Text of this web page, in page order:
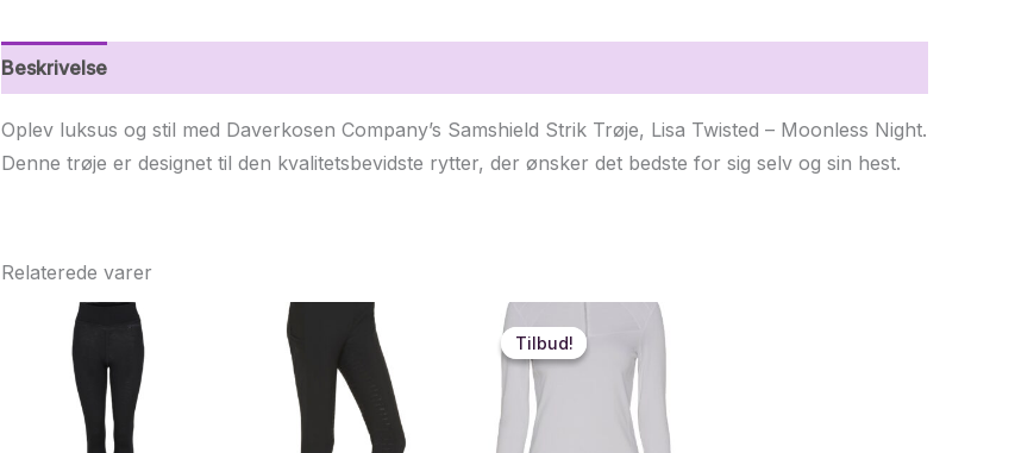
Beskrivelse
Oplev luksus og stil med Daverkosen Company’s Samshield Strik Trøje, Lisa Twisted – Moonless Night.
Denne trøje er designet til den kvalitetsbevidste rytter, der ønsker det bedste for sig selv og sin hest.
Relaterede varer
Tilbud!
Tilbud!